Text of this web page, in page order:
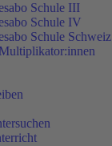
Schule III
Schule IV
Schule Schweiz